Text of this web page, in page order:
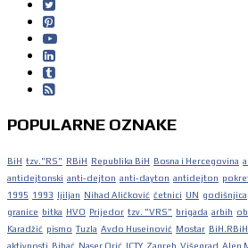
POPULARNE OZNAKE
BiH tzv."RS" RBiH Republika BiH Bosna i Hercegovina
antidejtonski anti-dejton anti-dayton antidejton
1995 1993 ljiljan Nihad Aličković četnici UN godišnjica
granice bitka HVO Prijedor tzv. "VRS" brigada arbih
Karadžić pismo Tuzla Avdo Huseinović Mostar BiH.RBiH
aktivnosti Bihać Naser Orić ICTY Zagreb Višegrad Alen